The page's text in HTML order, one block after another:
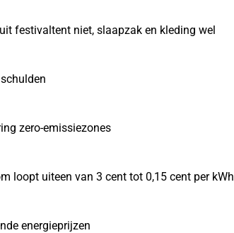
festivaltent niet, slaapzak en kleding wel
zero-emissiezones
loopt uiteen van 3 cent tot 0,15 cent per kWh
energieprijzen